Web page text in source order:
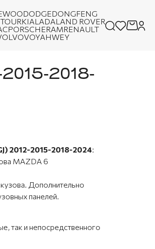
DODGEDONGFENG
KIALADALAND ROVER
PORSCHERAMRENAULT
VOYAHWEY
2018-
2012-2015-2018-2024:
MAZDA 6
Дополнительно
панелей.
так и непосредственного